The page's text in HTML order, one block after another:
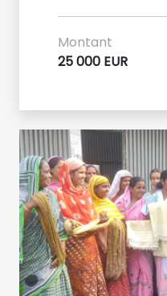
Montant
25 000 EUR